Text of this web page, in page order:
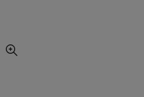
imagen agrandada